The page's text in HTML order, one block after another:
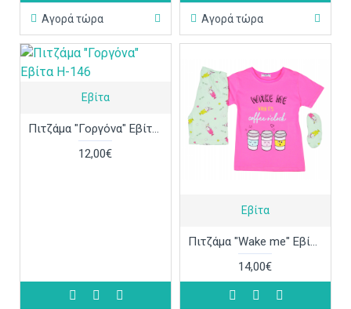
Αγορά τώρα Αγορά τώρα
Εβίτα
Πιτζάμα "Γοργόνα" Εβίτα Η-146
12,00€
Εβίτα
Πιτζάμα "Wake me" Εβίτα Η-140
14,00€